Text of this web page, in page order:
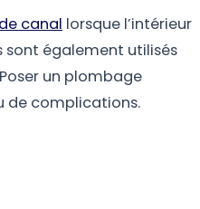
canal lorsque l’intérieur
également utilisés
un plombage
de complications.